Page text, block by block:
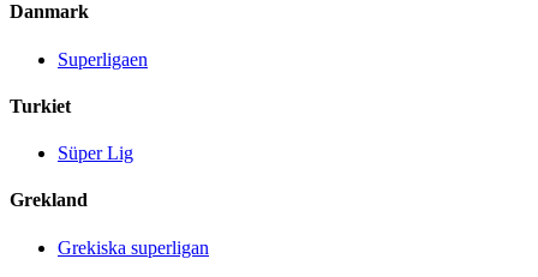
Danmark
Superligaen
Turkiet
Süper Lig
Grekland
Grekiska superligan